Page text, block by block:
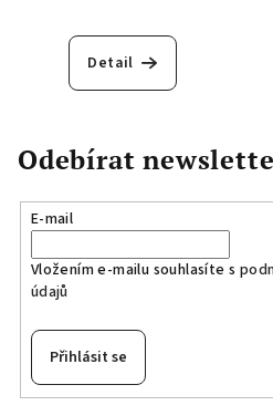
Detail
Odebírat
E-mail
Vložením e-mailu souhlasíte s
údajů
Přihlásit se